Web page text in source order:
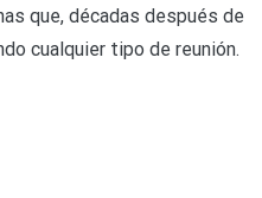
que, décadas después de
cualquier tipo de reunión.